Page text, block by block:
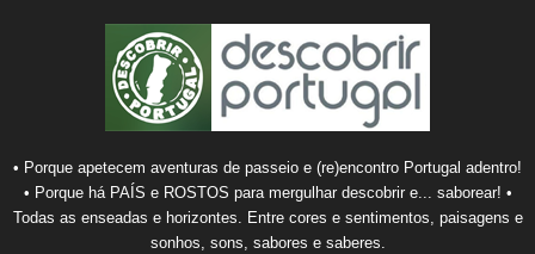
• Porque apetecem aventuras de passeio e (re)encontro Portugal adentro!
• Porque há PAÍS e ROSTOS para mergulhar descobrir e... saborear! •
Todas as enseadas e horizontes. Entre cores e sentimentos, paisagens e
sonhos, sons, sabores e saberes.